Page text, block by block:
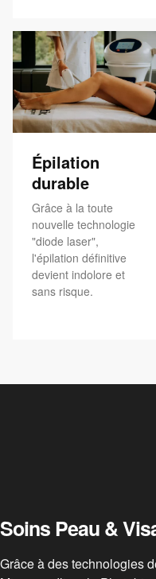
Épilation
durable
Grâce à la toute
nouvelle technologie
"diode laser",
l'épilation définitive
devient indolore et
sans risque.
Soins Peau &
Grâce à des technologies